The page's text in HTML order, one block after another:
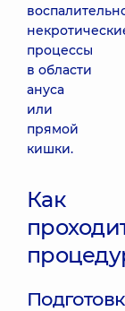
процессы
в области
ануса
или
прямой
кишки.
Как